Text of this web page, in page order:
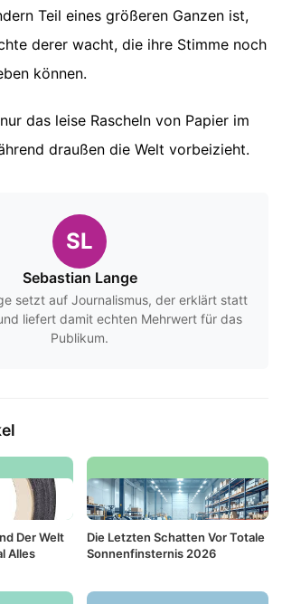
Teil eines größeren Ganzen ist,
derer wacht, die ihre Stimme noch
können.
das leise Rascheln von Papier im
draußen die Welt vorbeizieht.
SL
Sebastian Lange
setzt auf Journalismus, der erklärt statt
liefert damit echten Mehrwert für das
Publikum.
Der Welt
Alles
Die Letzten Schatten Vor Totale
Sonnenfinsternis 2026